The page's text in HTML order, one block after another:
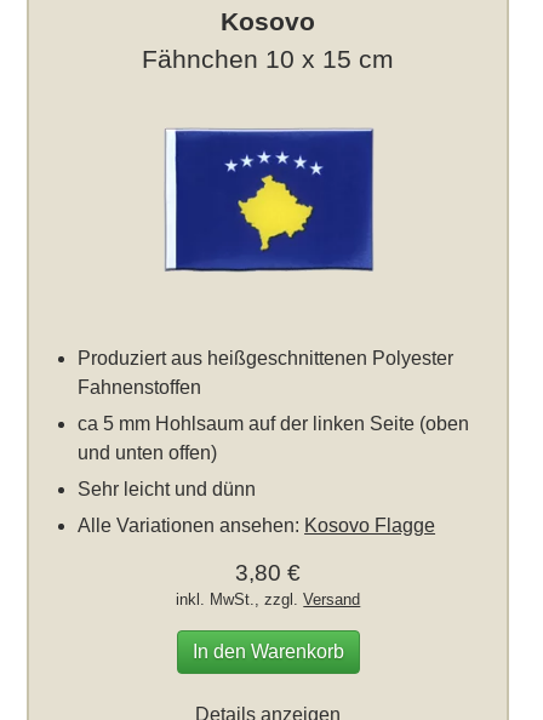
Kosovo
Fähnchen 10 x 15 cm
Produziert aus heißgeschnittenen Polyester
Fahnenstoffen
ca 5 mm Hohlsaum auf der linken Seite (oben
und unten offen)
Sehr leicht und dünn
Alle Variationen ansehen: Kosovo Flagge
3,80 €
inkl. MwSt., zzgl.Versand
In den Warenkorb
Details anzeigen